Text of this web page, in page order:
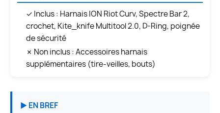
✓ Inclus : Harnais ION Riot Curv, Spectre Bar 2,
crochet, Kite_knife Multitool 2.0, D-Ring, poignée
de sécurité
✗ Non inclus : Accessoires harnais
supplémentaires (tire-veilles, bouts)
► EN BREF